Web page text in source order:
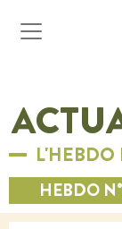
L'HEBDO
HEBDO